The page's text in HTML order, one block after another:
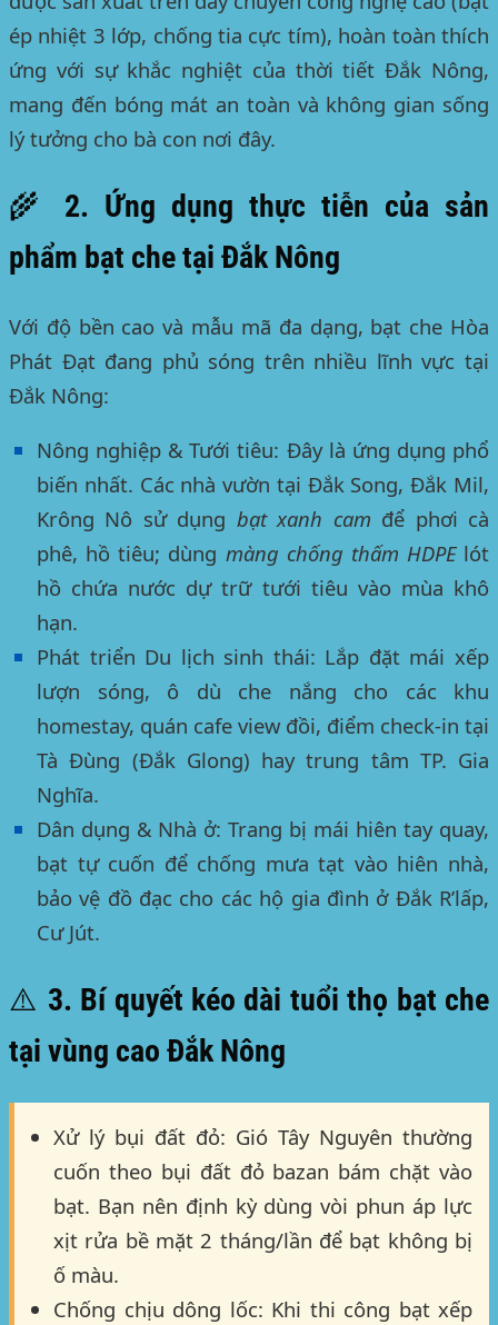
ép nhiệt 3 lớp, chống tia cực tím), hoàn toàn thích
ứng với sự khắc nghiệt của thời tiếtĐắk Nông,
mang đến bóng mát an toàn và không gian sống
lý tưởng cho bà con nơi đây.
🌾 2. Ứng dụng thực tiễn của sản
phẩm bạt che tại Đắk Nông
Với độ bền cao và mẫu mã đa dạng, bạt che Hòa
Phát Đạt đang phủ sóng trên nhiều lĩnh vực tại
Đắk Nông:
Nông nghiệp & Tưới tiêu: Đây là ứng dụng phổ
biến nhất. Các nhà vườn tại Đắk Song, Đắk Mil,
Krông Nô sử dụng bạt xanh cam để phơi cà
phê, hồ tiêu; dùng màng chống thấm HDPElót
hồ chứa nước dự trữ tưới tiêu vào mùa khô
hạn.
Phát triển Du lịch sinh thái: Lắp đặt mái xếp
lượn sóng, ô dù che nắng cho các khu
homestay, quán cafe view đồi, điểm check-in tại
Tà Đùng (Đắk Glong) hay trung tâm TP. Gia
Nghĩa.
Dân dụng & Nhà ở: Trang bị mái hiên tay quay,
bạt tự cuốn để chống mưa tạt vào hiên nhà,
bảo vệ đồ đạc cho các hộ gia đình ở Đắk R’lấp,
Cư Jút.
⚠️ 3. Bí quyết kéo dài tuổi thọ bạt che
tại vùng cao Đắk Nông
Xử lý bụi đất đỏ: Gió Tây Nguyên thường
cuốn theo bụi đất đỏ bazan bám chặt vào
bạt. Bạn nên định kỳ dùng vòi phun áp lực
xịt rửa bề mặt 2 tháng/lần để bạt không bị
ố màu.
Chống chịu dông lốc: Khi thi công bạt xếp